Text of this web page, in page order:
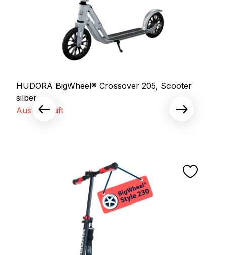
HUDORA BigWheel® Crossover 205, Scooter
silber
Ausverkauft